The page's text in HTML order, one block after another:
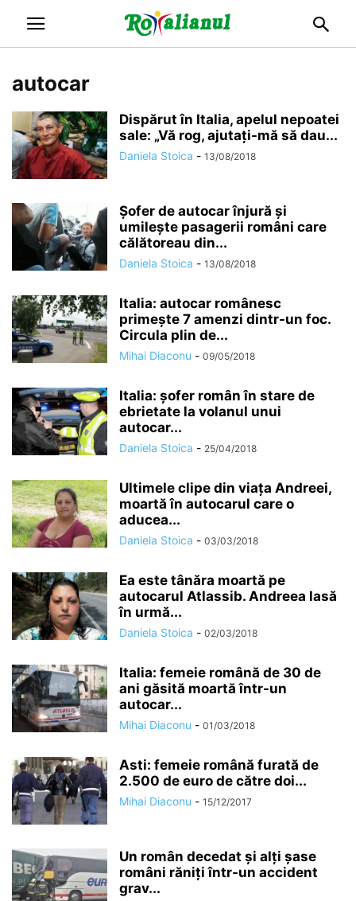
autocar
Dispărut în Italia, apelul nepoatei
sale: „Vă rog, ajutați-mă să dau...
Daniela Stoica - 13/08/2018
Șofer de autocar înjură și
umilește pasagerii români care
călătoreau din...
Daniela Stoica - 13/08/2018
Italia: autocar românesc
primește 7 amenzi dintr-un foc.
Circula plin de...
Mihai Diaconu - 09/05/2018
Italia: șofer român în stare de
ebrietate la volanul unui
autocar...
Daniela Stoica - 25/04/2018
Ultimele clipe din viața Andreei,
moartă în autocarul care o
aducea...
Daniela Stoica - 03/03/2018
Ea este tânăra moartă pe
autocarul Atlassib. Andreea lasă
în urmă...
Daniela Stoica - 02/03/2018
Italia: femeie română de 30 de
ani găsită moartă într-un
autocar...
Mihai Diaconu - 01/03/2018
Asti: femeie română furată de
2.500 de euro de către doi...
Mihai Diaconu - 15/12/2017
Un român decedat și alți șase
români răniți într-un accident
grav...